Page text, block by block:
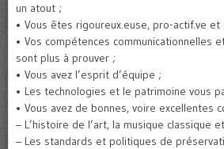
un atout ;
• Vous êtes rigoureux.euse, pro-actif.ve et
• Vos compétences communicationnelles
sont plus à prouver ;
• Vous avez l’esprit d’équipe ;
• Les technologies et le patrimoine vous
• Vous avez de bonnes, voire excellentes
– L’histoire de l’art, la musique classique
– Les standards et politiques de